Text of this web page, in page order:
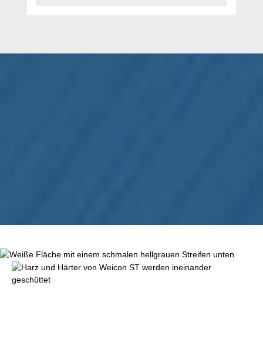
Bildergalerie überspringen